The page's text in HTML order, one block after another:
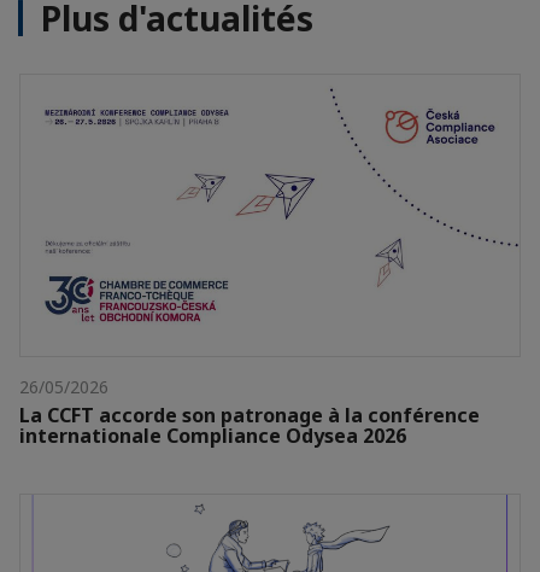
Plus d'actualités
26/05/2026
La CCFT accorde son patronage à la conférence
internationale Compliance Odysea 2026